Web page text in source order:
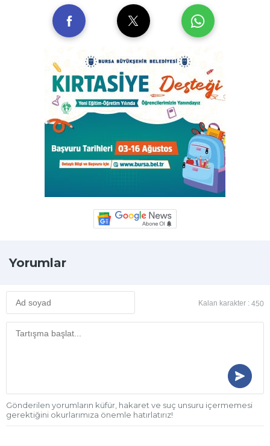
Yorumlar
Kalan karakter : 450
Gönderilen yorumların küfür, hakaret ve suç unsuru içermemesi
gerektiğini okurlarımıza önemle hatırlatırız!